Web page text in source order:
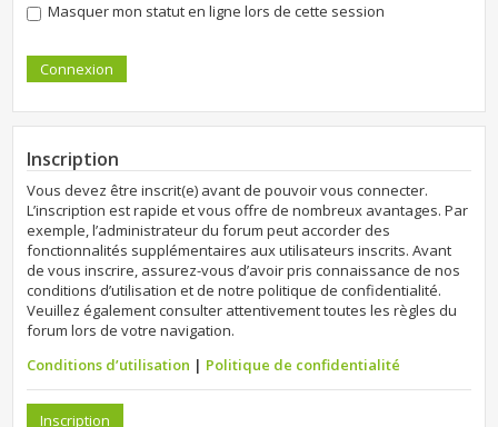
Masquer mon statut en ligne lors de cette session
Inscription
Vous devez être inscrit(e) avant de pouvoir vous connecter.
L’inscription est rapide et vous offre de nombreux avantages. Par
exemple, l’administrateur du forum peut accorder des
fonctionnalités supplémentaires aux utilisateurs inscrits. Avant
de vous inscrire, assurez-vous d’avoir pris connaissance de nos
conditions d’utilisation et de notre politique de confidentialité.
Veuillez également consulter attentivement toutes les règles du
forum lors de votre navigation.
Conditions d’utilisation | Politique de confidentialité
Inscription